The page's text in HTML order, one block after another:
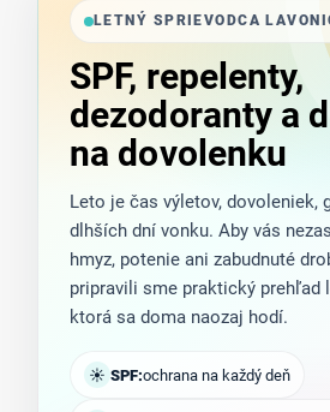
LETNÝ SPRIEVODCA
SPF, repelenty,
dezodoranty a
na dovolenku
Leto je čas výletov, dovoleniek,
dlhších dní vonku. Aby vás
hmyz, potenie ani zabudnuté
pripravili sme praktický prehľad
ktorá sa doma naozaj hodí.
☀ SPF:ochrana na každý deň